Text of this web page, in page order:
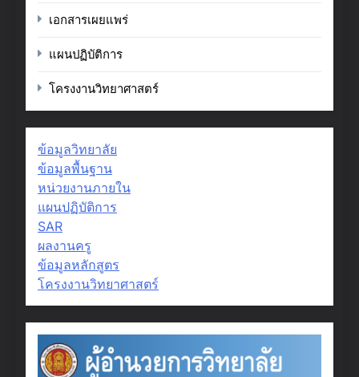
เอกสารเผยแพร่
แผนปฏิบัติการ
โครงงานวิทยาศาสตร์
ข้อมูลวิทยาลัย
ข้อมูลพื้นฐาน
หน่วยงานภายใน
แผนปฏิบัติการ
SAR
ผลงานครู
ข้อมูลหลักสูตร
โครงงานวิทยาศาสตร์